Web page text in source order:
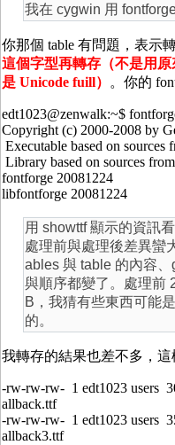
我在 cygwin 用
你那個 table 有問題，表示
這個字型再轉存（不是用
是 Unicode fuill） 。你的
edt1023@zenwalk:~$
Copyright (c) 2000-2008 by
Executable based on
Library based on sources
fontforge 20081224
libfontforge 20081224
用 showttf 顯示的資訊
處理前與處理後差異蠻
ables 與 table 的內容
與順序都變了。處理前
B，我猜有些東西可能
的。
我轉存的結果也差不多，這
-rw-rw-rw- 1 edt1023 users
allback.ttf
-rw-rw-rw- 1 edt1023 users
allback3.ttf